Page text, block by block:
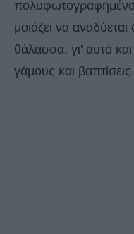
μοιάζει να
θάλασσα, γι’ αυτό
γάμους και βαπτίσεις.